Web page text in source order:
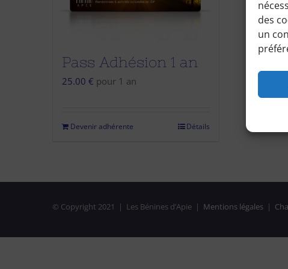
des
un
Pass Adhésion 1 an
25.00 € pour 1 an
Devenir adhérente Détails
© Copyright 2021 | Les Bénines d’Apie | Mentions légales|